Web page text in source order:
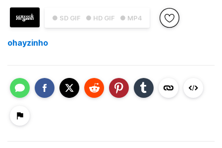
● SD GIF ● HD GIF ● MP4
អក្សររត់
ohayzinho